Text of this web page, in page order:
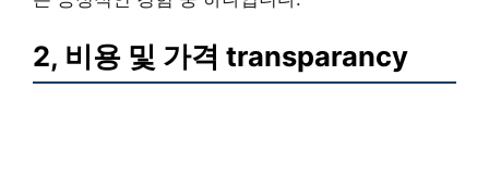
2, 비용 및 가격 transparancy